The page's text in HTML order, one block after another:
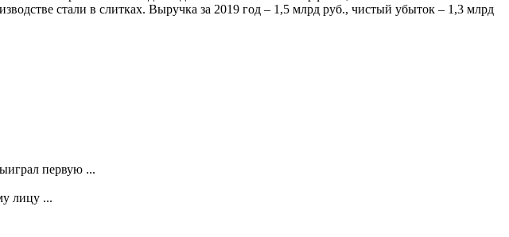
стали в слитках. Выручка за 2019 год – 1,5 млрд руб., чистый убыток – 1,3 млрд
первую ...
лицу ...